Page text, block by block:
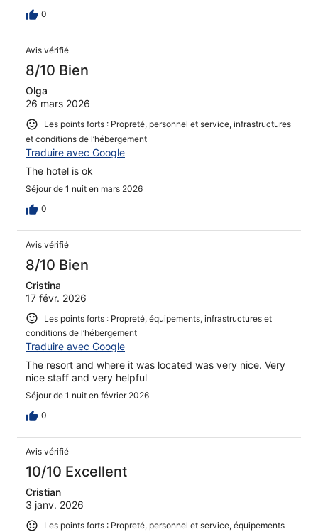
0
Avis vérifié
8/10 Bien
Olga
26 mars 2026
Les points forts : Propreté, personnel et service, infrastructures
et conditions de l’hébergement
Traduire avec Google
The hotel is ok
Séjour de 1 nuit en mars 2026
0
Avis vérifié
8/10 Bien
Cristina
17 févr. 2026
Les points forts : Propreté, équipements, infrastructures et
conditions de l’hébergement
Traduire avec Google
The resort and where it was located was very nice. Very
nice staff and very helpful
Séjour de 1 nuit en février 2026
0
Avis vérifié
10/10 Excellent
Cristian
3 janv. 2026
Les points forts : Propreté, personnel et service, équipements